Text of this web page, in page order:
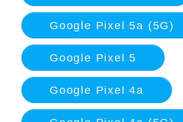
Google Pixel 5a (5G)
Google Pixel 5
Google Pixel 4a